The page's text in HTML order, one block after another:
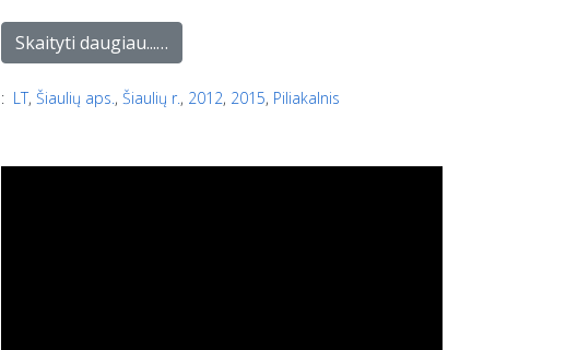
Skaityti daugiau...…
: LT, Šiaulių aps., Šiaulių r., 2012, 2015, Piliakalnis